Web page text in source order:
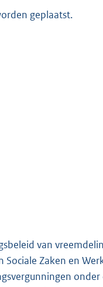
geplaatst.
van
Zaken en